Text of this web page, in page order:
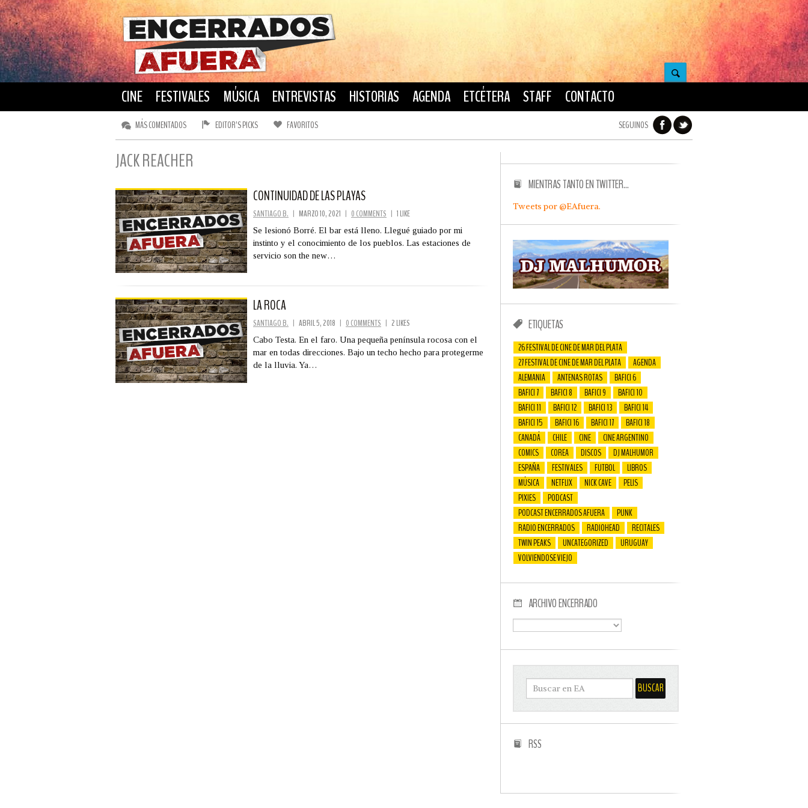
CINE FESTIVALES MÚSICA ENTREVISTAS HISTORIAS AGENDA ETCÉTERA STAFF CONTACTO
SEGUINOS
MÁS COMENTADOS EDITOR’S PICKS FAVORITOS
JACK REACHER
CONTINUIDAD DE LAS PLAYAS
SANTIAGO B. | MARZO 10, 2021 | 0 COMMENTS | 1 LIKE
Se lesionó Borré. El bar está lleno. Llegué guiado por mi
instinto y el conocimiento de los pueblos. Las estaciones de
servicio son the new…
LA ROCA
SANTIAGO B. | ABRIL 5, 2018 | 0 COMMENTS | 2 LIKES
Cabo Testa. En el faro. Una pequeña península rocosa con el
mar en todas direcciones. Bajo un techo hecho para protegerme
de la lluvia. Ya…
MIENTRAS TANTO EN TWITTER…
Tweets por @EAfuera.
ETIQUETAS
26 FESTIVAL DE CINE DE MAR DEL PLATA
27 FESTIVAL DE CINE DE MAR DEL PLATA
AGENDA
ALEMANIA
ANTENAS ROTAS
BAFICI 6
BAFICI 7
BAFICI 8 BAFICI 9
BAFICI 10
BAFICI 11
BAFICI 12 BAFICI 13
BAFICI 14
BAFICI 15
BAFICI 16 BAFICI 17
BAFICI 18
CANADÁ
CHILE CINE
CINE ARGENTINO
COMICS
COREA DISCOS
DJ MALHUMOR
ESPAÑA
FESTIVALES FUTBOL
LIBROS
MÚSICA
NETFLIX NICK CAVE
PELIS
PIXIES
PODCAST
PODCAST ENCERRADOS AFUERA
PUNK
RADIO ENCERRADOS
RADIOHEAD
RECITALES
TWIN PEAKS
UNCATEGORIZED
URUGUAY
VOLVIENDOSE VIEJO
ARCHIVO ENCERRADO
RSS